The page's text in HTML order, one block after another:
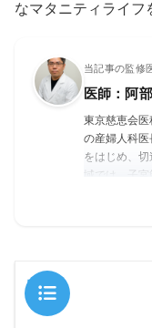
なマタニティライフ
当記事の監修
医師：阿
東京慈恵会
の産婦人科
をはじめ、
域では、子
などの良性
目次